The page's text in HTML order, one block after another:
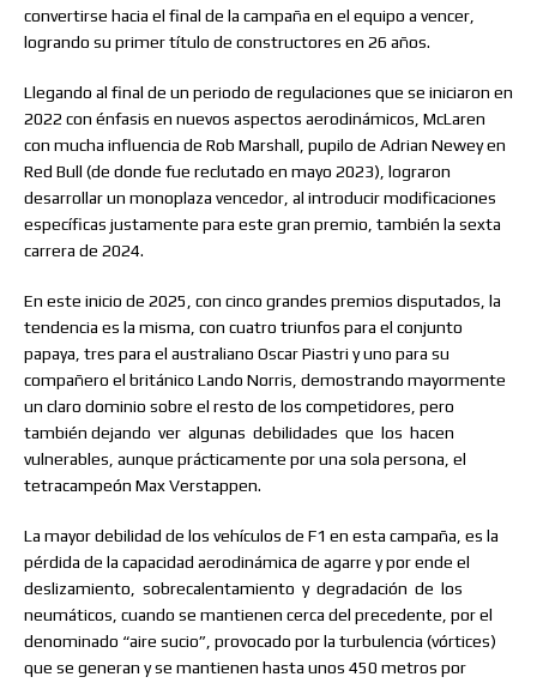
convertirse hacia el final de la campaña en el equipo a vencer,
logrando su primer título de constructores en 26 años.
Llegando al final de un periodo de regulaciones que se iniciaron en
2022 con énfasis en nuevos aspectos aerodinámicos, McLaren
con mucha influencia de Rob Marshall, pupilo de Adrian Newey en
Red Bull (de donde fue reclutado en mayo 2023), lograron
desarrollar un monoplaza vencedor, al introducir modificaciones
específicas justamente para este gran premio, también la sexta
carrera de 2024.
En este inicio de 2025, con cinco grandes premios disputados, la
tendencia es la misma, con cuatro triunfos para el conjunto
papaya, tres para el australiano Oscar Piastri y uno para su
compañero el británico Lando Norris, demostrando mayormente
un claro dominio sobre el resto de los competidores, pero
también dejando ver algunas debilidades que los hacen
vulnerables, aunque prácticamente por una sola persona, el
tetracampeón Max Verstappen.
La mayor debilidad de los vehículos de F1 en esta campaña, es la
pérdida de la capacidad aerodinámica de agarre y por ende el
deslizamiento,
sobrecalentamiento y degradación de los
neumáticos, cuando se mantienen cerca del precedente, por el
denominado “aire sucio”, provocado por la turbulencia (vórtices)
que se generan y se mantienen hasta unos 450 metros por